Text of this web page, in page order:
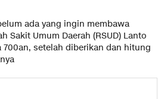
ada yang ingin membawa
Umum Daerah (RSUD) Lanto
700an, setelah diberikan dan hitung